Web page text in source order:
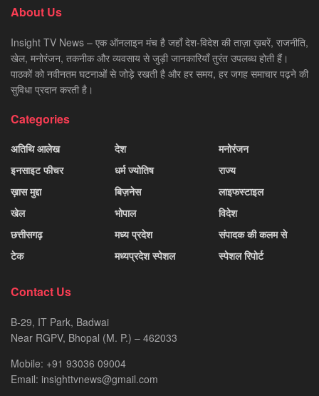
About Us
Insight TV News – एक ऑनलाइन मंच है जहाँ देश-विदेश की ताज़ा ख़बरें, राजनीति,
खेल, मनोरंजन, तकनीक और व्यवसाय से जुड़ी जानकारियाँ तुरंत उपलब्ध होती हैं।
पाठकों को नवीनतम घटनाओं से जोड़े रखती है और हर समय, हर जगह समाचार पढ़ने की
सुविधा प्रदान करती है।
Categories
अतिथि आलेख
इनसाइट फीचर
ख़ास मुद्दा
खेल
छत्तीसगढ़
टेक
देश
धर्म ज्योतिष
बिज़नेस
भोपाल
मध्य प्रदेश
मध्यप्रदेश स्पेशल
मनोरंजन
राज्य
लाइफस्टाइल
विदेश
संपादक की कलम से
स्पेशल रिपोर्ट
Contact Us
B-29, IT Park, Badwai
Near RGPV, Bhopal (M. P.) – 462033
Mobile: +91 93036 09004
Email: insighttvnews@gmail.com